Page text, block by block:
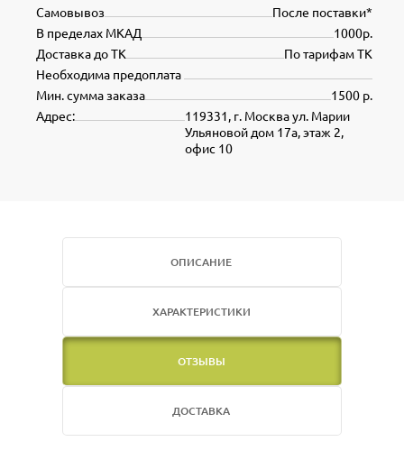
После поставки*
Самовывоз
1000р.
В пределах МКАД
По тарифам ТК
Доставка до ТК
Необходима предоплата
1500 р.
Мин. сумма заказа
119331, г. Москва ул. Марии
Ульяновой дом 17а, этаж 2,
офис 10
Адрес:
ОПИСАНИЕ
ХАРАКТЕРИСТИКИ
ОТЗЫВЫ
ДОСТАВКА